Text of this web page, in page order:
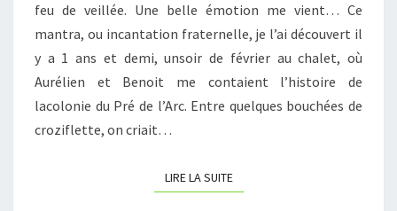
feu de veillée. Une belle émotion me vient… Ce
mantra, ou incantation fraternelle, je l’ai découvert il
y a 1 ans et demi, unsoir de février au chalet, où
Aurélien et Benoit me contaient l’histoire de
lacolonie du Pré de l’Arc. Entre quelques bouchées de
croziflette, on criait…
LIRE LA SUITELIRE LA SUITE